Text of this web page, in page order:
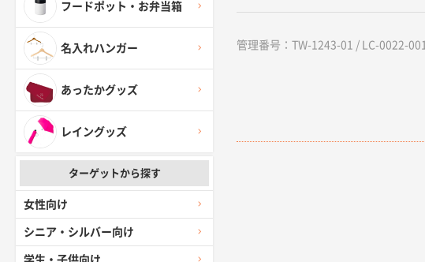
フードポット・お弁当箱
名入れハンガー
あったかグッズ
レイングッズ
ターゲットから探す
女性向け
シニア・シルバー向け
学生・子供向け
管理番号：TW-1243-01 / LC-0022-001